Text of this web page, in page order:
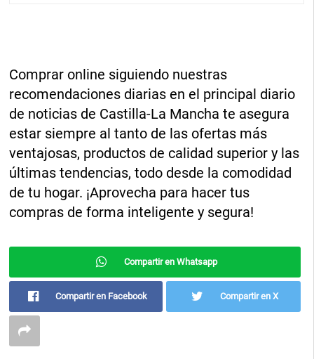
Comprar online siguiendo nuestras
recomendaciones diarias en el principal diario
de noticias de Castilla-La Mancha te asegura
estar siempre al tanto de las ofertas más
ventajosas, productos de calidad superior y las
últimas tendencias, todo desde la comodidad
de tu hogar. ¡Aprovecha para hacer tus
compras de forma inteligente y segura!
Compartir en Whatsapp
Compartir en Facebook Compartir en X